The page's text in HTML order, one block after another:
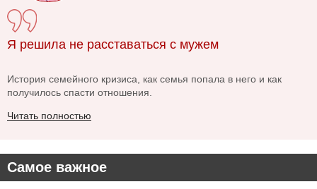
Самое важное
Я решила не расставаться с мужем
История семейного кризиса, как семья попала в него и как
получилось спасти отношения.
Читать полностью